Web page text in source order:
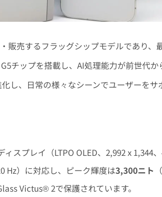
販売するフラッグシップモデルであり、
チップを搭載し、AI処理能力が前世代
し、日常の様々なシーンでユーザーをサ
スプレイ（LTPO OLED、2,992 x 1,344
Hz）に対応し、ピーク輝度は3,300ニト
Victus® 2で保護されています。